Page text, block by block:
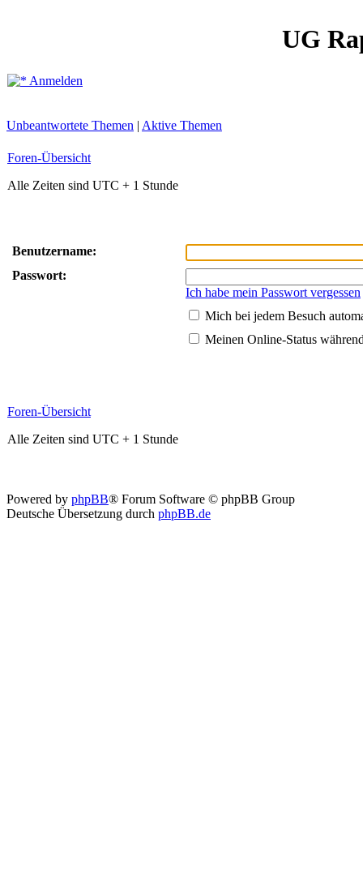
UG
Anmelden
Unbeantwortete Themen | Aktive Themen
Foren-Übersicht
Alle Zeiten sind UTC + 1 Stunde
Benutzername:
Passwort:
Ich habe mein Passwort vergessen
Mich bei jedem Besuch
Meinen Online-Status
Foren-Übersicht
Alle Zeiten sind UTC + 1 Stunde
Powered by phpBB® Forum Software © phpBB Group
Deutsche Übersetzung durch phpBB.de